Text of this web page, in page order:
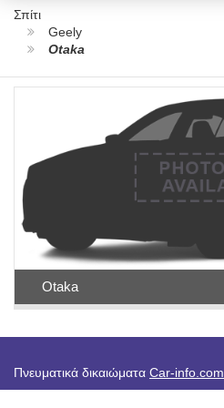
Σπίτι
Geely
Otaka
Otaka
Πνευματικά δικαιώματα Car-info.com